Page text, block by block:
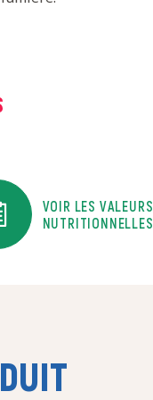
VOIR LES VALEURS
NUTRITIONNELLES